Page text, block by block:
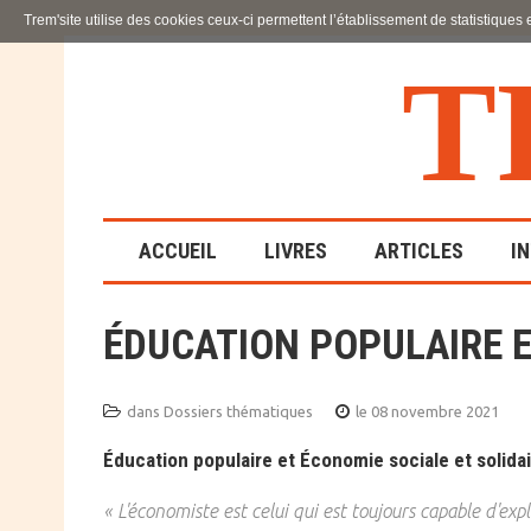
T
ACCUEIL LIVRES
LA FAMILLE
ÉDUCATIVE
SCIENCES HUMAINES
ARTICLES
ÉDUCATION POPULAIRE
dans Dossiers thématiques le 08 novembre 2021
Éducation populaire et Économie sociale et
« L'économiste est celui qui est toujours capable
Trem'site utilise des cookies ceux-ci permettent l’établissement de statistiques